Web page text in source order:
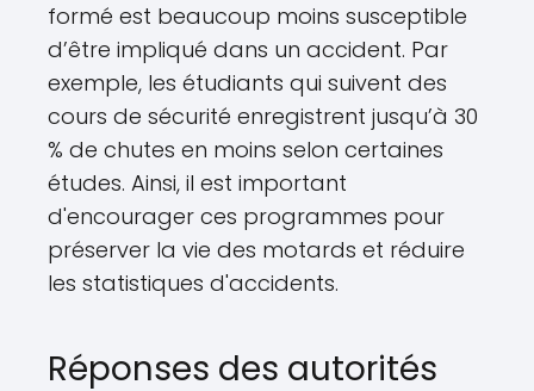
formé est beaucoup moins susceptible
d’être impliqué dans un accident. Par
exemple, les étudiants qui suivent des
cours de sécurité enregistrent jusqu’à 30
% de chutes en moins selon certaines
études. Ainsi, il est important
d'encourager ces programmes pour
préserver la vie des motards et réduire
les statistiques d'accidents.
Réponses des autorités